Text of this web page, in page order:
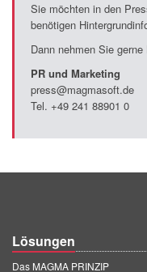
Sie möchten in den
benötigen
Dann nehmen Sie
PR und Marketing
press@magmasoft.de
Tel. +49 241 88901 0
Lösungen
Das MAGMA PRINZIP